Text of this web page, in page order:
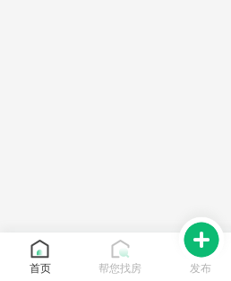
首页 帮您找房 发布